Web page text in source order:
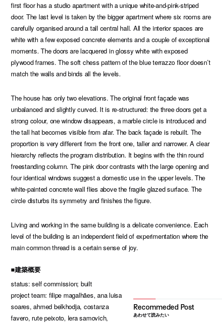
first floor has a studio apartment with a unique white-and-pink-striped
door. The last level is taken by the bigger apartment where six rooms are
carefully organised around a tall central hall. All the interior spaces are
white with a few exposed concrete elements and a couple of exceptional
moments. The doors are lacquered in glossy white with exposed
plywood frames. The soft chess pattern of the blue terrazzo floor doesn’t
match the walls and binds all the levels.
The house has only two elevations. The original front façade was
unbalanced and slightly curved. It is re-structured: the three doors get a
strong colour, one window disappears, a marble circle is introduced and
the tall hat becomes visible from afar. The back façade is rebuilt. The
proportion is very different from the front one, taller and narrower. A clear
hierarchy reflects the program distribution. It begins with the thin round
freestanding column. The pink door contrasts with the large opening and
four identical windows suggest a domestic use in the upper levels. The
white-painted concrete wall flies above the fragile glazed surface. The
circle disturbs its symmetry and finishes the figure.
Living and working in the same building is a delicate convenience. Each
level of the building is an independent field of experimentation where the
main common thread is a certain sense of joy.
■建築概要
status: self commission; built
project team: filipe magalhães, ana luisa
soares, ahmed belkhodja, costanza
favero, rute peixoto, lera samovich,
あわせて読みたい